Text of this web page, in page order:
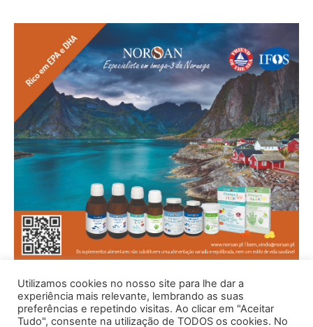
Utilizamos cookies no nosso site para lhe dar a
experiência mais relevante, lembrando as suas
preferências e repetindo visitas. Ao clicar em "Aceitar
Tudo", consente na utilização de TODOS os cookies. No